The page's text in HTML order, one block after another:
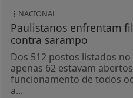
NACIONAL
Paulistanos enfrentam
contra sarampo
Dos 512 postos listados
apenas 62 estavam
funcionamento de todos
a...